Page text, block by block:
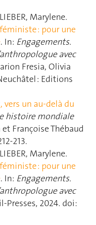
Marylene.
: pour une
. In: Engagements.
avec
Fresia, Olivia
: Editions
un au-delà du
histoire mondiale
et Françoise Thébaud
Marylene.
: pour une
. In: Engagements.
avec
Presses, 2024. doi: